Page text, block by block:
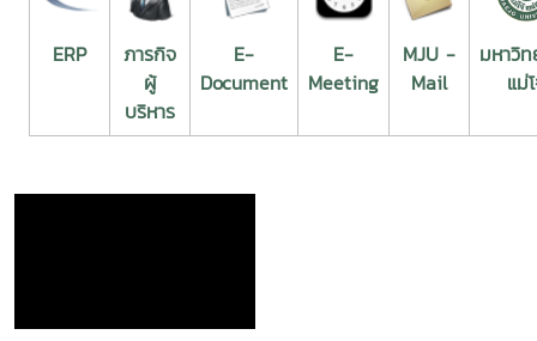
ERP
ภารกิจ
ผู้
บริหาร
E-
Document
E-
Meeting
MJU -
Mail
มหาวิ
แม่